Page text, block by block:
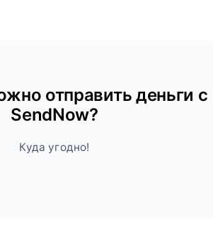
отправить деньги с
SendNow?
Куда угодно!